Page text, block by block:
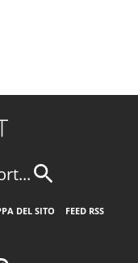
DEL SITO
FEED RSS